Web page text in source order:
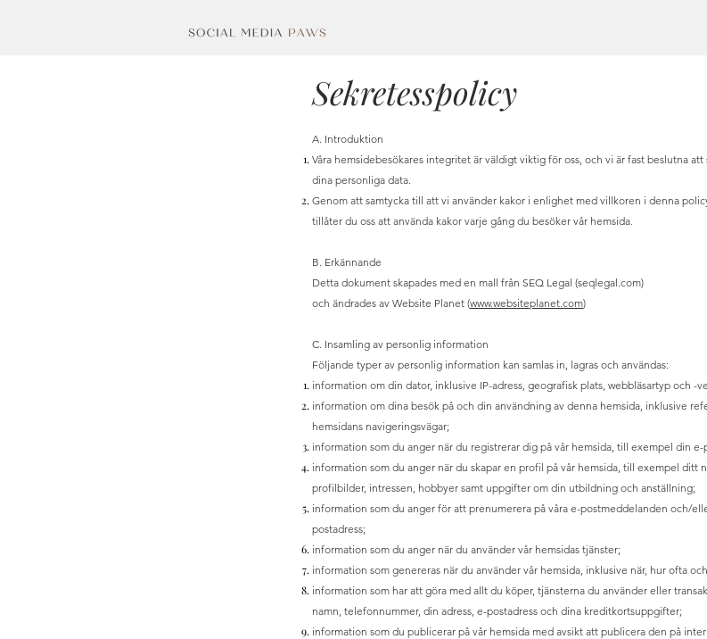
Sekretesspolicy
A. Introduktion
Våra hemsidebesökares integritet är väldigt viktig för oss, och vi är fast beslutna
dina personliga data.
Genom att samtycka till att vi använder kakor i enlighet med villkoren i denna
tillåter du oss att använda kakor varje gång du besöker vår hemsida.
B. Erkännande
Detta dokument skapades med en mall från SEQ Legal (seqlegal.com)
och ändrades av Website Planet (www.websiteplanet.com)
C. Insamling av personlig information
Följande typer av personlig information kan samlas in, lagras och användas:
information om din dator, inklusive IP-adress, geografisk plats, webbläsartyp och -
information om dina besök på och din användning av denna hemsida, inklusive
hemsidans navigeringsvägar;
information som du anger när du registrerar dig på vår hemsida, till exempel din e-
information som du anger när du skapar en profil på vår hemsida, till exempel ditt
profilbilder, intressen, hobbyer samt uppgifter om din utbildning och anställning;
information som du anger för att prenumerera på våra e-postmeddelanden och/
postadress;
information som du anger när du använder vår hemsidas tjänster;
information som genereras när du använder vår hemsida, inklusive när, hur ofta
information som har att göra med allt du köper, tjänsterna du använder eller
namn, telefonnummer, din adress, e-postadress och dina kreditkortsuppgifter;
information som du publicerar på vår hemsida med avsikt att publicera den på